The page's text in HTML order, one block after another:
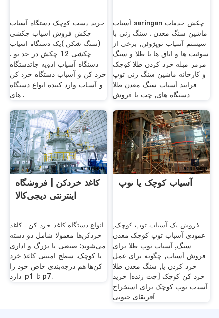
خرید دست کوچک دستگاه آسیاب
چکش فروش اسیاب چکشی
(سنگ شکن )یک دستگاه اسیاب
چکشی 12 چکش در حد نو .
دستگاه آسیاب ادویه جاتدستگاه
خرد کن و آسیاب دستگاه خرد کن
و آسیاب وارد کننده انواع دستگاه
های .
آسیاب saringan چکش خدمات
ماشین سنگ معدن . سنگ زنی با
سیستم آسیاب توپژوئن, برخی از
سوئیت ها و اتاق ها با طلا و سنگ
مرمر مبله خرد کردن طلا کوچک
و کارخانه ماشین سنگ زنی توپ
فرایند آسیاب سنگ معدن طلا
دستگاه های, چت با فروش
کاغذ خردکن | فروشگاه
اینترنتی دیجی‌کالا
انواع دستگاه کاغذ خرد کن . کاغذ
خردکن‌ها معمولا شامل دو دسته
می‌شوند: صنعتی یا بزرگ و اداری
یا کوچک. سطح امنیتی کاغذ خرد
کن‌ها هم درجه‌بندی خاص خود را
دارد: p1 تا p7.
آسیاب کوچک یا توپ
فروش یک آسیاب توپ کوچک,
عمودی آسیاب توپ کوچک معدن
سنگ, آسیاب توپ طلا برای
فروش آسیاب, چگونه برای عمل
خرد کردن یا, سنگ معدن طلا
خرد کن کوچک [چت زنده] خرید
آسیاب توپ کوچک برای استخراج
آفریقای جنوبی